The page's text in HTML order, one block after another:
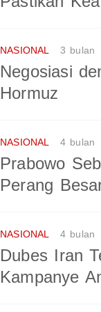
NASIONAL 3 bulan
Negosiasi
Hormuz
NASIONAL 4 bulan
Prabowo
Perang
NASIONAL 4 bulan
Dubes Iran
Kampanye